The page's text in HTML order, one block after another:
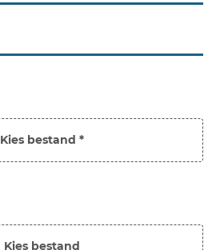
Kies bestand *
Kies bestand